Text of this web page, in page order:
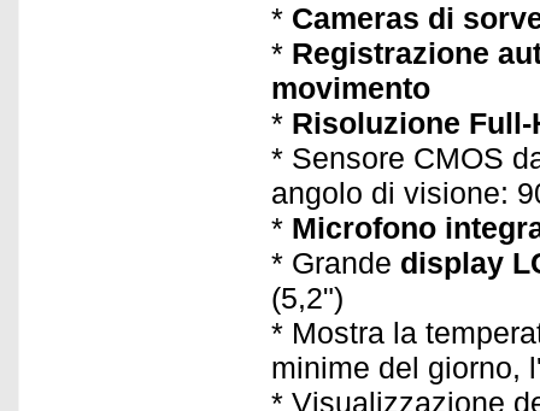
* Cameras di
* Registrazione
movimento
* Risoluzione Full-
* Sensore CMOS
angolo di visione:
* Microfono
* Grande display
(5,2")
* Mostra la
minime del giorno,
* Visualizzazione